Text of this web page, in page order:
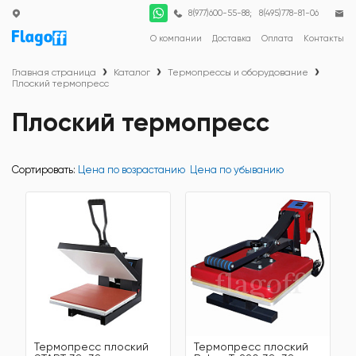
О компании Доставка Оплата Контакты
8(977)600-55-88; 8(495)778-81-06
Главная страница Каталог
Термопрессы и оборудование
Плоский термопресс
Плоский термопресс
Сортировать: Цена по возрастанию Цена по убыванию
Термопресс плоский
Термопресс плоский